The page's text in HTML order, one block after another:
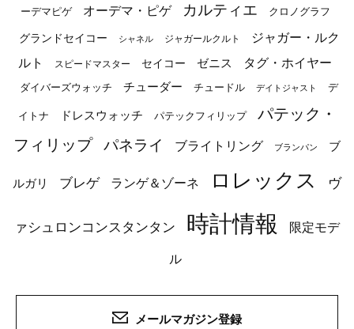
ーデマピゲ オーデマ・ピゲ カルティエ クロノグラフ
グランドセイコー シャネル ジャガールクルト
ジャガー・ルク
ルト
スピードマスター セイコー ゼニス タグ・ホイヤー
ダイバーズウォッチ チューダー チュードル デイトジャスト デ
イトナ ドレスウォッチ パテックフィリップ
パテック・
フィリップ
パネライ ブライトリング ブランパン ブ
ルガリ ブレゲ ランゲ＆ゾーネ ロレックス ヴ
ァシュロンコンスタンタン 時計情報 限定モデ
ル
メールマガジン登録